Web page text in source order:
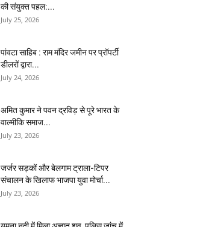
की संयुक्त पहल:...
July 25, 2026
पांवटा साहिब : राम मंदिर जमीन पर प्रॉपर्टी
डीलरों द्वारा...
July 24, 2026
अमित कुमार ने पवन द्रविड़ से पूरे भारत के
वाल्मीकि समाज...
July 23, 2026
जर्जर सड़कों और बेलगाम ट्राला-टिपर
संचालन के खिलाफ भाजपा युवा मोर्चा...
July 23, 2026